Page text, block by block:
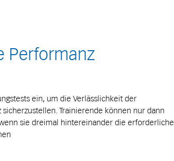
Performanz
ein, um die Verlässlichkeit der
Trainierende können nur dann
sie dreimal hintereinander die erforderliche